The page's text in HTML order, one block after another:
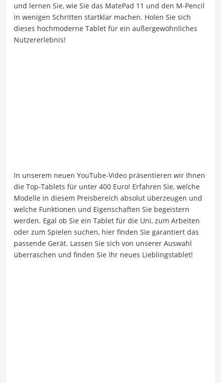
und lernen Sie, wie Sie das MatePad 11 und den M-Pencil
in wenigen Schritten startklar machen. Holen Sie sich
dieses hochmoderne Tablet für ein außergewöhnliches
Nutzererlebnis!
In unserem neuen YouTube-Video präsentieren wir Ihnen
die Top-Tablets für unter 400 Euro! Erfahren Sie, welche
Modelle in diesem Preisbereich absolut überzeugen und
welche Funktionen und Eigenschaften Sie begeistern
werden. Egal ob Sie ein Tablet für die Uni, zum Arbeiten
oder zum Spielen suchen, hier finden Sie garantiert das
passende Gerät. Lassen Sie sich von unserer Auswahl
überraschen und finden Sie Ihr neues Lieblingstablet!